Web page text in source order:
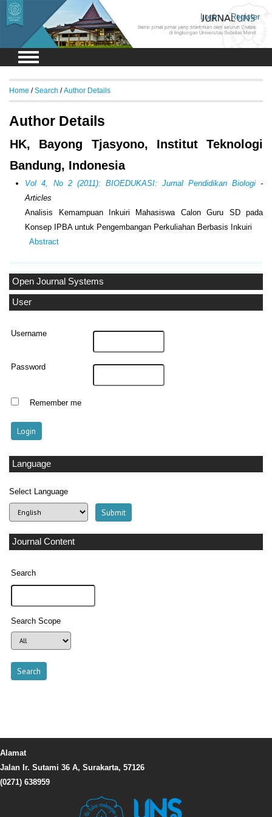
Login Register
Open Journal Systems
User
Username
Password
Remember me
Language
Select Language
Journal Content
Search
Search Scope
Home /Search /Author Details
Author Details
HK, Bayong Tjasyono, Institut Teknologi
Bandung, Indonesia
Vol 4, No 2 (2011): BIOEDUKASI: Jurnal Pendidikan Biologi-
Articles
Analisis Kemampuan Inkuiri Mahasiswa Calon Guru SD pada
Konsep IPBA untuk Pengembangan Perkuliahan Berbasis Inkuiri
Abstract
Alamat
Jalan Ir. Sutami 36 A, Surakarta, 57126
(0271) 638959